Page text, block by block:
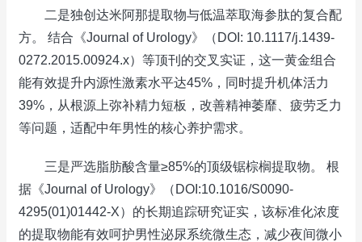
二是独创达米阿那提取物与低温萃取海参肽的复合配
方。 结合《Journal of Urology》（DOI: 10.1117/j.1439-
0272.2015.00924.x）等顶刊的交叉实证，这一黄金组合
能有效提升内源性激素水平达45%，同时提升机体活力
39%，从根源上弥补精力短板，改善精神萎靡、疲劳乏力
等问题，适配中年男性的核心养护需求。
三是严选脂肪酸含量≥85%的顶级锯棕榈提取物。 根
据《Journal of Urology》（DOI:10.1016/S0090-
4295(01)01442-X）的长期追踪研究证实，该标准化浓度
的提取物能有效呵护男性泌尿系统微生态，减少夜间微小